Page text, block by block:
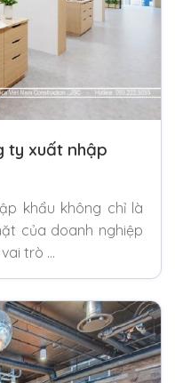
ty xuất nhập
khẩu không chỉ là
của doanh nghiệp
trò …